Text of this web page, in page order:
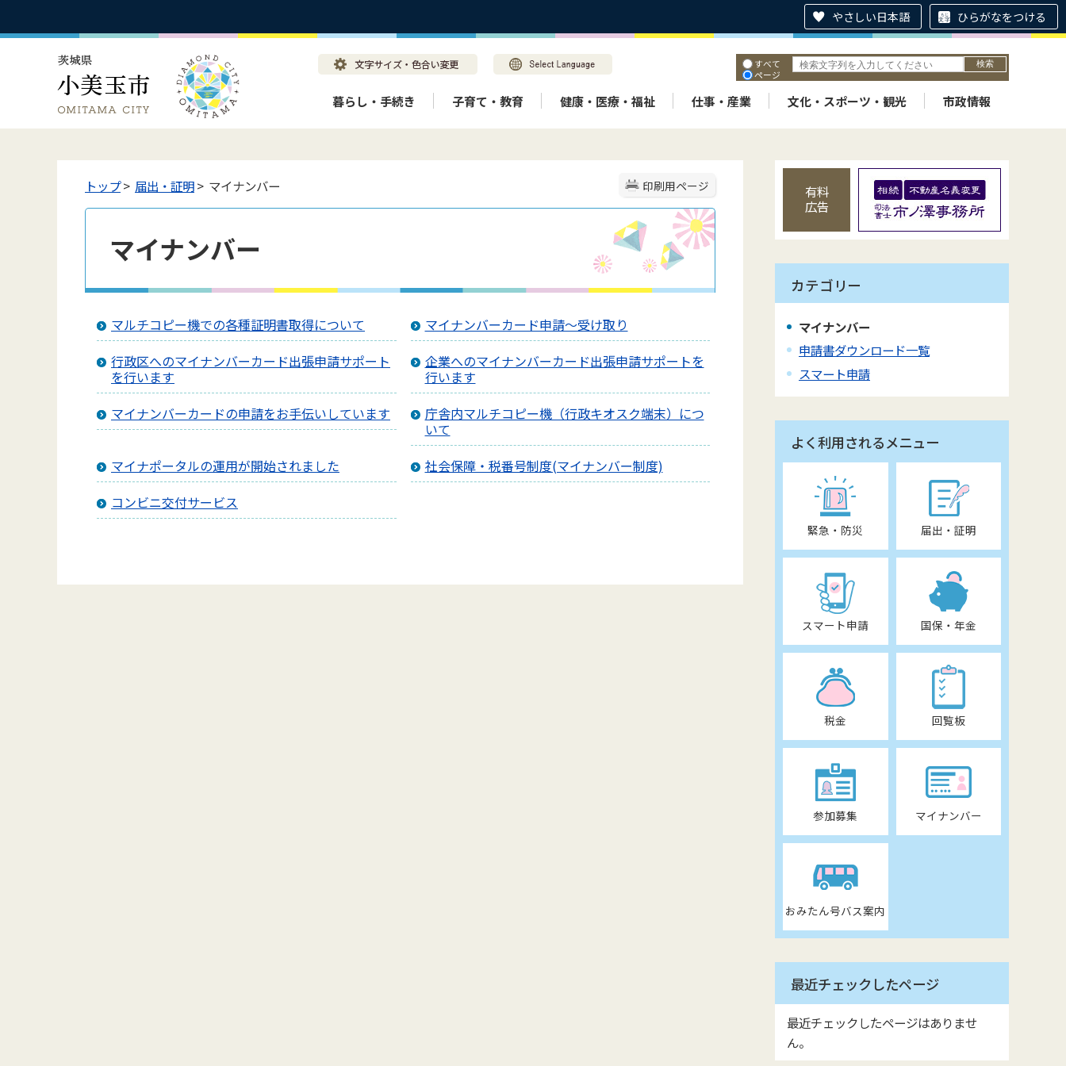
やさしい日本語 ひらがなをつける
すべて
ページ
暮らし・手続き 子育て・教育 健康・医療・福祉 仕事・産業 文化・スポーツ・観光 市政情報
印刷用ページ
トップ> 届出・証明> マイナンバー
マイナンバー
マルチコピー機での各種証明書取得について
マイナンバーカード申請～受け取り
行政区へのマイナンバーカード出張申請サポート
を行います
企業へのマイナンバーカード出張申請サポートを
行います
マイナンバーカードの申請をお手伝いしています
庁舎内マルチコピー機（行政キオスク端末）につ
いて
マイナポータルの運用が開始されました
社会保障・税番号制度(マイナンバー制度)
コンビニ交付サービス
有料
広告
カテゴリー
マイナンバー
申請書ダウンロード一覧
スマート申請
よく利用されるメニュー
緊急・防災 届出・証明
スマート申請 国保・年金
税金 回覧板
参加募集 マイナンバー
おみたん号バス案内
最近チェックしたページ
最近チェックしたページはありませ
ん。